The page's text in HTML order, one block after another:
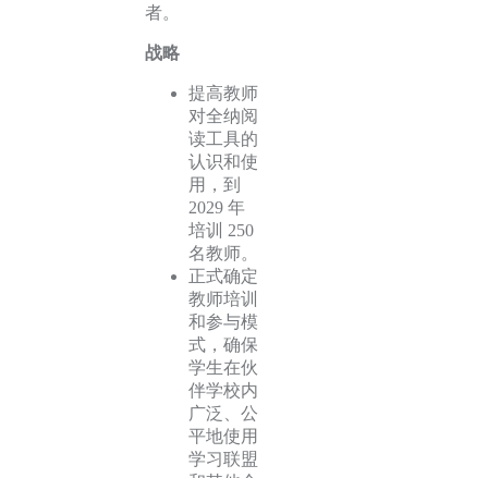
者。
战略
提高教师
对全纳阅
读工具的
认识和使
用，到
2029 年
培训 250
名教师。
正式确定
教师培训
和参与模
式，确保
学生在伙
伴学校内
广泛、公
平地使用
学习联盟